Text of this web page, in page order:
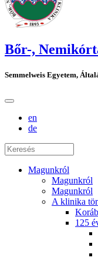
Bőr-,
Semmelweis Egyetem,
en
de
Magunkról
Magunkról
Magunkról
A klinika
125